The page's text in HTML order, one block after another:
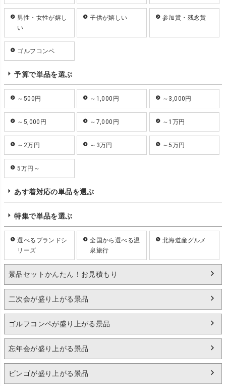
男性・女性が嬉し
い
子供が嬉しい 参加賞・残念賞
ゴルフコンペ
予算で単品を選ぶ
～500円 ～1,000円 ～3,000円
～5,000円 ～7,000円 ～1万円
～2万円 ～3万円 ～5万円
5万円～
あす着対応の単品を選ぶ
特集で単品を選ぶ
選べるブランドシ
リーズ
全国から選べる温
泉旅行
北海道産グルメ
景品セットかんたん！お見積もり
二次会が盛り上がる景品
ゴルフコンペが盛り上がる景品
忘年会が盛り上がる景品
ビンゴが盛り上がる景品